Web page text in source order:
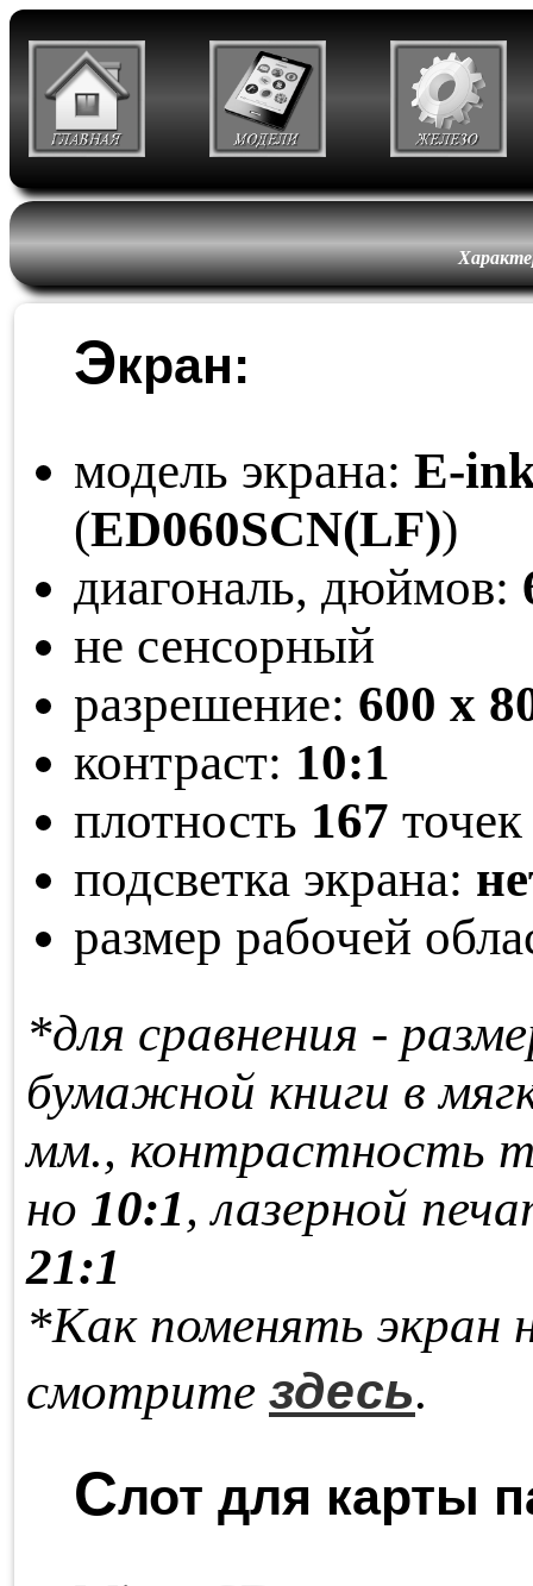
Экран:
модель экрана: E-
(ED060SCN(LF))
диагональ, дюймов:
не сенсорный
разрешение: 600 x
контраст: 10:1
плотность 167
подсветка экрана:
размер рабочей
*для сравнения -
бу­маж­ной кни­ги в
мм., кон­траст­ность
но 10:1, ла­зер­ной
21:1
*Как поменять экран
смотрите здесь.
Слот для карты